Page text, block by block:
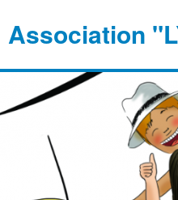
Association